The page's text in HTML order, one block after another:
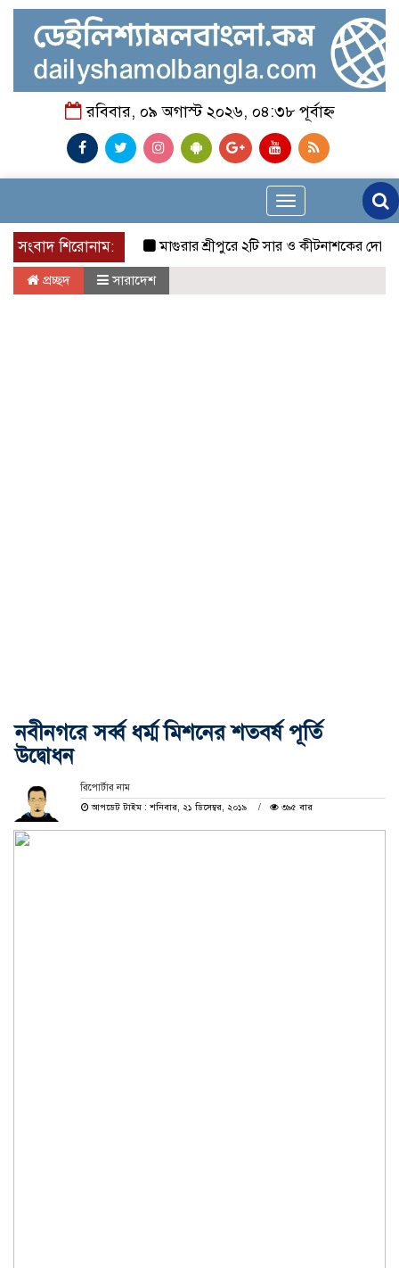
রবিবার, ০৯ অগাস্ট ২০২৬, ০৪:৩৮ পূর্বাহ্ন
Toggle
navigation
সংবাদ শিরোনাম:
মাগুরার শ্রীপুরে ২টি সার ও কীটনাশকের দোকানে
প্রচ্ছদ সারাদেশ
নবীনগরে সর্ব্ব ধর্ম্ম মিশনের শতবর্ষ পূর্তি
উদ্বোধন
রিপোর্টার নাম
আপডেট টাইম : শনিবার, ২১ ডিসেম্বর, ২০১৯
৩৯৫ বার